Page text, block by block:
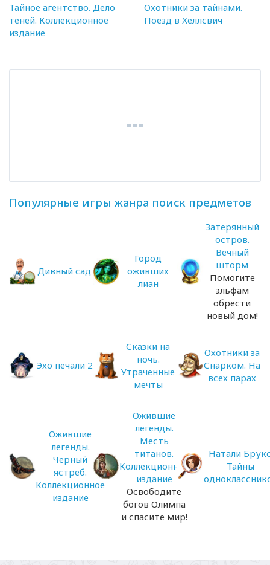
Тайное агентство. Дело
теней. Коллекционное
издание
Охотники за тайнами.
Поезд в Хеллсвич
Популярные игры жанра поиск предметов
Дивный сад
Город
оживших
лиан
Затерянный
остров.
Вечный
шторм
Помогите
эльфам
обрести
новый дом!
Эхо печали 2
Сказки на
ночь.
Утраченные
мечты
Охотники за
Снарком. На
всех парах
Ожившие
легенды.
Черный
ястреб.
Коллекционное
издание
Ожившие
легенды.
Месть
титанов.
Коллекционное
издание
Освободите
богов Олимпа
и спасите мир!
Натали
Тайны